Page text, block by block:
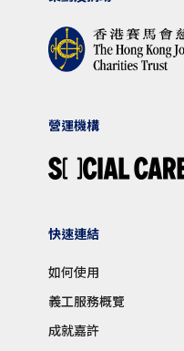
營運機構
快速連結
如何使用
義工服務概覽
成就嘉許